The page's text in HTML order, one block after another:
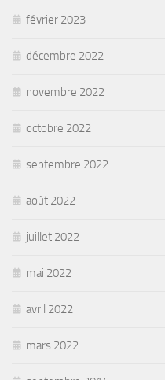
février 2023
décembre 2022
novembre 2022
octobre 2022
septembre 2022
août 2022
juillet 2022
mai 2022
avril 2022
mars 2022